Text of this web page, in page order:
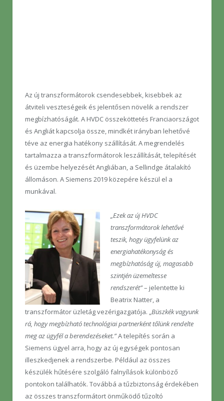
Az új transzformátorok csendesebbek, kisebbek az
átviteli veszteségeik és jelentősen növelik a rendszer
megbízhatóságát. A HVDC összeköttetés Franciaországot
és Angliát kapcsolja össze, mindkét irányban lehetővé
téve az energia hatékony szállítását. A megrendelés
tartalmazza a transzformátorok leszállítását, telepítését
és üzembe helyezését Angliában, a Sellindge átalakító
állomáson. A Siemens 2019 közepére készül el a
munkával.
„Ezek az új HVDC
transzformátorok lehetővé
teszik, hogy ügyfelünk az
energiahatékonyság és
megbízhatóság új, magasabb
szintjén üzemeltesse
rendszerét”– jelentette ki
Beatrix Natter, a
transzformátor üzletág vezérigazgatója. „Büszkék vagyunk
rá, hogy megbízható technológiai partnerként tőlünk rendelte
meg az ügyfél a berendezéseket.”A telepítés során a
Siemens ügyel arra, hogy az új egységek pontosan
illeszkedjenek a rendszerbe. Például az összes
készülék hűtésére szolgáló falnyílások különböző
pontokon találhatók. Továbbá a tűzbiztonság érdekében
az összes transzformátort önműködő tűzoltó